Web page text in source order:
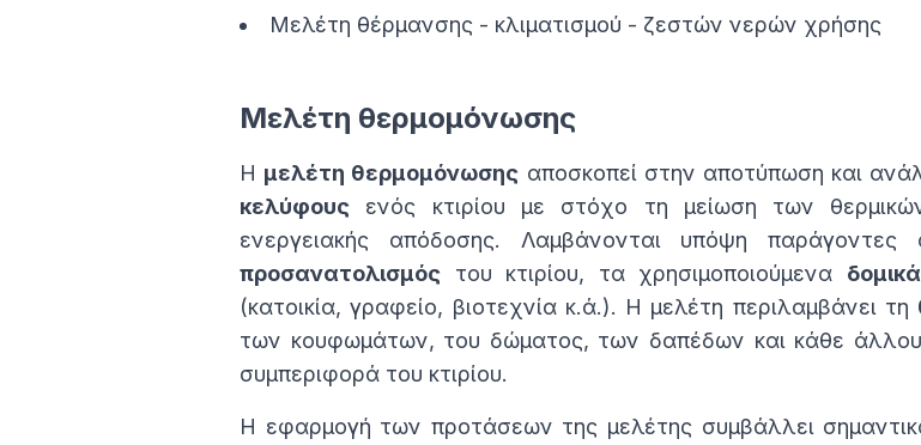
Μελέτη θέρμανσης - κλιματισμού - ζεστών νερών χρήσης
Μελέτη θερμομόνωσης
Η μελέτη θερμομόνωσης αποσκοπεί στην αποτύπωση και
κελύφους ενός κτιρίου με στόχο τη μείωση των
ενεργειακής απόδοσης. Λαμβάνονται υπόψη
προσανατολισμός του κτιρίου, τα χρησιμοποιούμενα
(κατοικία, γραφείο, βιοτεχνία κ.ά.). Η μελέτη περιλαμβάνει τη
των κουφωμάτων, του δώματος, των δαπέδων και κάθε άλλου
συμπεριφορά του κτιρίου.
Η εφαρμογή των προτάσεων της μελέτης συμβάλλει